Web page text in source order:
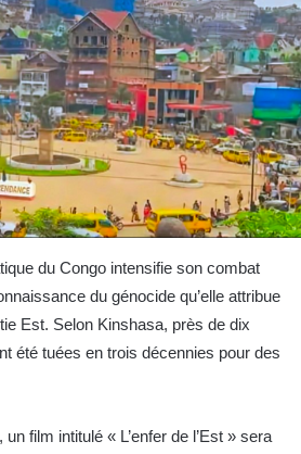
du Congo intensifie son combat
du génocide qu’elle attribue
Est. Selon Kinshasa, près de dix
été tuées en trois décennies pour des
film intitulé « L’enfer de l’Est » sera